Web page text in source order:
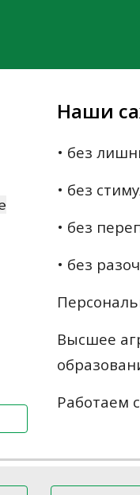
Наши
• без
• без
• без
• без
Высшее
Работаем